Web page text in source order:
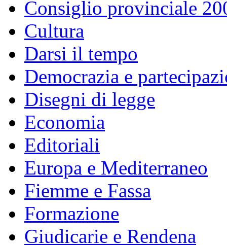
Consiglio provinciale
Cultura
Darsi il tempo
Democrazia e
Disegni di legge
Economia
Editoriali
Europa e Mediterraneo
Fiemme e Fassa
Formazione
Giudicarie e Rendena